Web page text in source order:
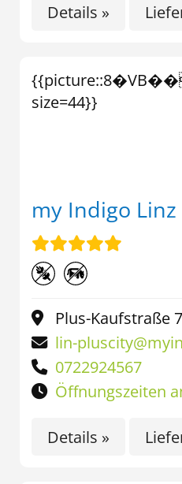
Details »
size=44}}
my Indigo
Plus-Kaufstraße
lin-
0722924567
Öffnungszeiten
Details »